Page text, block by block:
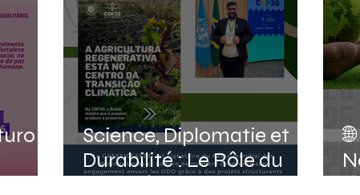
Science, Diplomatie et
Durabilité : Le Rôle du